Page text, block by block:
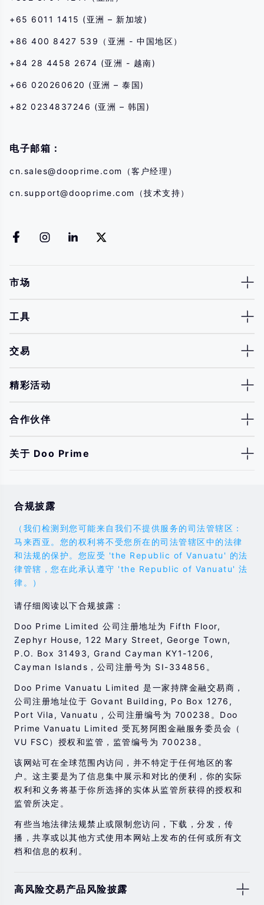
+65 6011 1415 (亚洲 – 新加坡)
+86 400 8427 539（亚洲 - 中国地区）
+84 28 4458 2674 (亚洲 - 越南)
+66 020260620 (亚洲 – 泰国)
+82 0234837246 (亚洲 – 韩国)
电子邮箱：
cn.sales@dooprime.com （客户经理）
cn.support@dooprime.com （技术支持）
市场
工具
交易
精彩活动
合作伙伴
关于 Doo Prime
合规披露
（我们检测到您可能来自我们不提供服务的司法管辖区：
马来西亚。您的权利将不受您所在的司法管辖区中的法律
和法规的保护。您应受 'the Republic of Vanuatu' 的法
律管辖，您在此承认遵守 'the Republic of Vanuatu' 法
律。）
请仔细阅读以下合规披露：
Doo Prime Limited 公司注册地址为 Fifth Floor,
Zephyr House, 122 Mary Street, George Town,
P.O. Box 31493, Grand Cayman KY1-1206,
Cayman Islands，公司注册号为 SI-334856。
Doo Prime Vanuatu Limited 是一家持牌金融交易商，
公司注册地址位于 Govant Building, Po Box 1276,
Port Vila, Vanuatu , 公司注册编号为 700238。Doo
Prime Vanuatu Limited 受瓦努阿图金融服务委员会（
VU FSC）授权和监管，监管编号为 700238。
该网站可在全球范围内访问，并不特定于任何地区的客
户。这主要是为了信息集中展示和对比的便利，你的实际
权利和义务将基于你所选择的实体从监管所获得的授权和
监管所决定。
有些当地法律法规禁止或限制您访问，下载，分发，传
播，共享或以其他方式使用本网站上发布的任何或所有文
档和信息的权利。
高风险交易产品风险披露